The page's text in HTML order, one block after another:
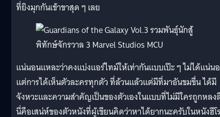
ที่ยิงมุกกันเข้าขาสุด ๆ เลย
แน่นอนแหละว่าคงแบ่งแอร์ไทม์ให้เท่ากันแบบเป๊ะ ๆ ไม่ได้แน่น
แต่การได้เห็นตัวละครทุกตัว ที่ล้วนแล้วแต่มีที่มาอันขมขื่น ได้มี
จังหวะและความสำคัญเป็นของตัวเองในแบบที่ไม่มีใครถูกหลง
นี่คือเสน่ห์ของตัวหนังที่ผู้เขียนคิดว่าหาได้ยากนะครับในหนังฮีโ